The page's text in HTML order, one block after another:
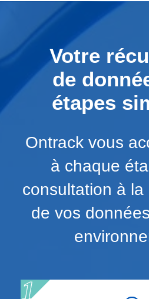
Votre
de
étapes
Ontrack vous
à chaque
consultation à la
de vos